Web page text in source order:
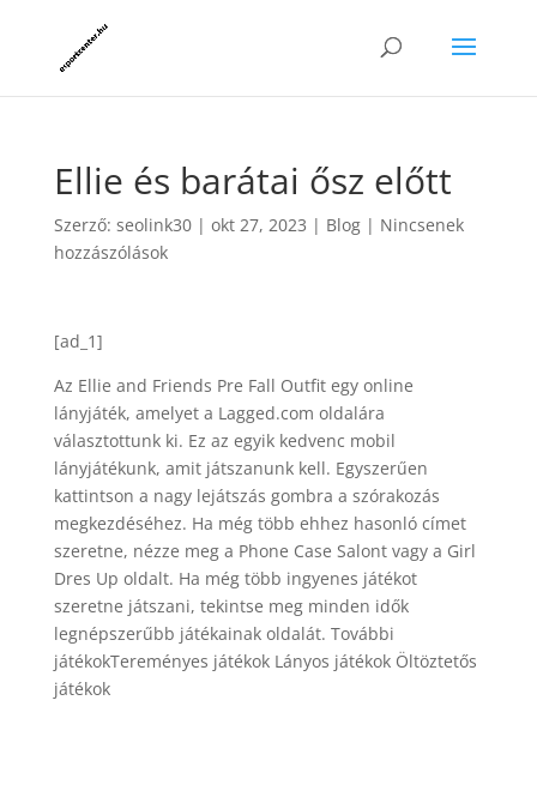
Ellie és barátai ősz előtt
Szerző: seolink30| okt 27, 2023 | Blog| Nincsenek
hozzászólások
[ad_1]
Az Ellie and Friends Pre Fall Outfit egy online
lányjáték, amelyet a Lagged.com oldalára
választottunk ki. Ez az egyik kedvenc mobil
lányjátékunk, amit játszanunk kell. Egyszerűen
kattintson a nagy lejátszás gombra a szórakozás
megkezdéséhez. Ha még több ehhez hasonló címet
szeretne, nézze meg a Phone Case Salont vagy a Girl
Dres Up oldalt. Ha még több ingyenes játékot
szeretne játszani, tekintse meg minden idők
legnépszerűbb játékainak oldalát. További
játékokTereményes játékok Lányos játékok Öltöztetős
játékok